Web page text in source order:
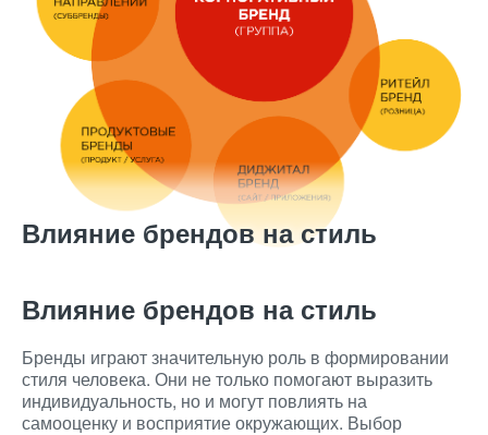
Влияние брендов на стиль
Влияние брендов на стиль
Бренды играют значительную роль в формировании
стиля человека. Они не только помогают выразить
индивидуальность, но и могут повлиять на
самооценку и восприятие окружающих. Выбор